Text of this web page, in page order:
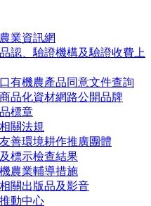
業資訊網
認、驗證機構及驗證收費上
有機農產品同意文件查詢
品化資材網路公開品牌
標章
關法規
善環境耕作推廣團體
標示檢查結果
農業輔導措施
關出版品及影音
動中心